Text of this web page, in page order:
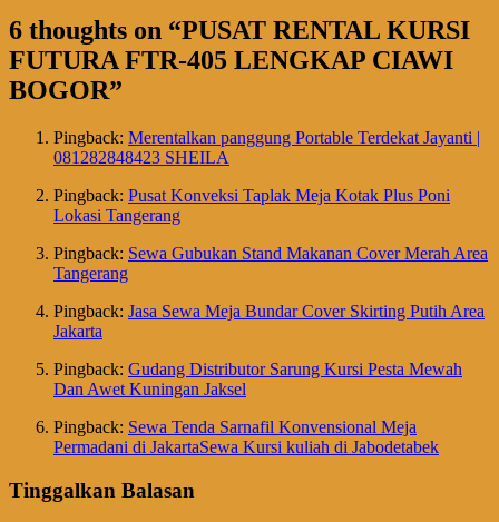
6 thoughts on “PUSAT RENTAL KURSI
FUTURA FTR-405 LENGKAP CIAWI
BOGOR”
Pingback: Merentalkan panggung Portable Terdekat Jayanti |
081282848423 SHEILA
Pingback: Pusat Konveksi Taplak Meja Kotak Plus Poni
Lokasi Tangerang
Pingback: Sewa Gubukan Stand Makanan Cover Merah Area
Tangerang
Pingback: Jasa Sewa Meja Bundar Cover Skirting Putih Area
Jakarta
Pingback: Gudang Distributor Sarung Kursi Pesta Mewah
Dan Awet Kuningan Jaksel
Pingback: Sewa Tenda Sarnafil Konvensional Meja
Permadani di JakartaSewa Kursi kuliah di Jabodetabek
Tinggalkan Balasan